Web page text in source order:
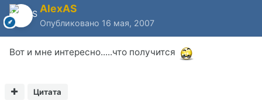
AlexAS
Опубликовано 16 мая, 2007
Вот и мне интересно.....что получится
Цитата